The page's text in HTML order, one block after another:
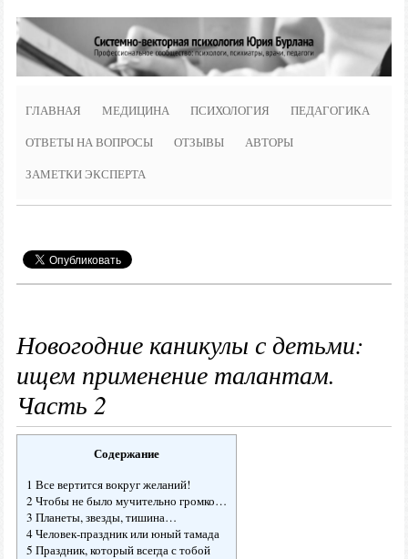
ГЛАВНАЯ МЕДИЦИНА ПСИХОЛОГИЯ ПЕДАГОГИКА
ОТВЕТЫ НА ВОПРОСЫ ОТЗЫВЫ АВТОРЫ
ЗАМЕТКИ ЭКСПЕРТА
Новогодние каникулы с детьми:
ищем применение талантам.
Часть 2
Содержание
1 Все вертится вокруг желаний!
2 Чтобы не было мучительно громко…
3 Планеты, звезды, тишина…
4 Человек-праздник или юный тамада
5 Праздник, который всегда с тобой